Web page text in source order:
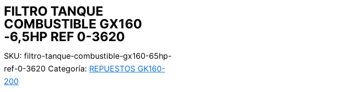
FILTRO TANQUE
COMBUSTIBLE GX160
-6,5HP REF 0-3620
SKU: filtro-tanque-combustible-gx160-65hp-
ref-0-3620 Categoría: REPUESTOS GK160-
200